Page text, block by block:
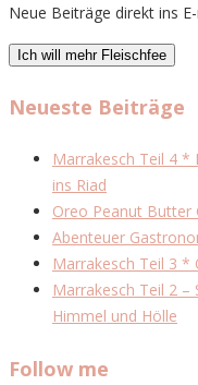
Neue Beiträge direkt ins
Neueste Beiträge
Marrakesch Teil 4 *
ins Riad
Oreo Peanut Butter
Abenteuer
Marrakesch Teil 3 *
Marrakesch Teil 2 –
Himmel und Hölle
Follow me